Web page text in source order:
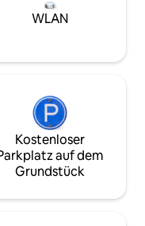
WLAN
Kostenloser
auf dem
Grundstück